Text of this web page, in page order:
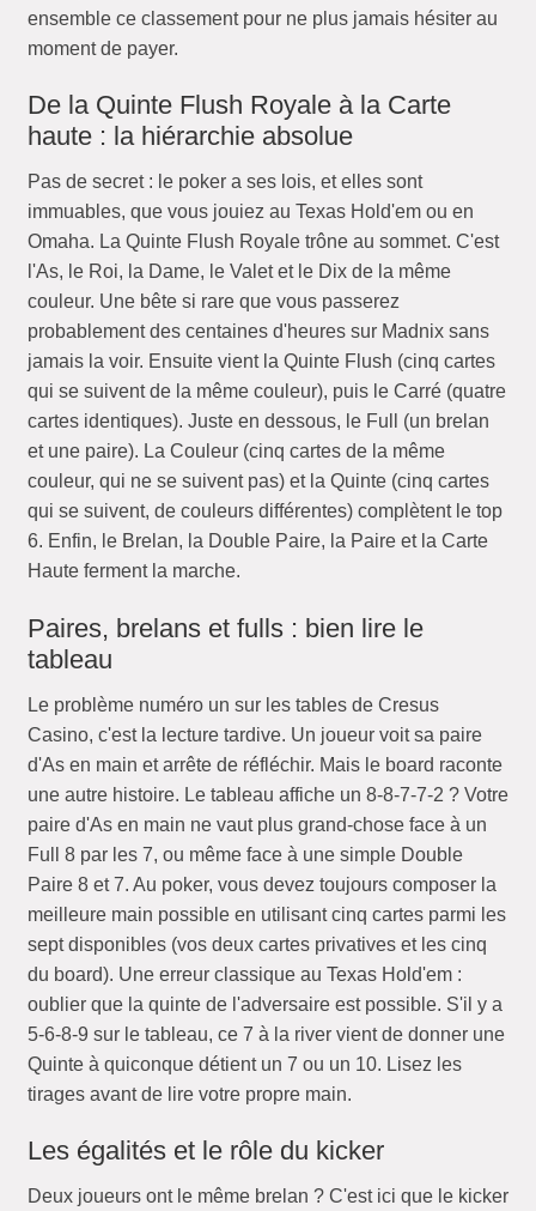
ensemble ce classement pour ne plus jamais hésiter au
moment de payer.
De la Quinte Flush Royale à la Carte
haute : la hiérarchie absolue
Pas de secret : le poker a ses lois, et elles sont
immuables, que vous jouiez au Texas Hold'em ou en
Omaha. La Quinte Flush Royale trône au sommet. C'est
l'As, le Roi, la Dame, le Valet et le Dix de la même
couleur. Une bête si rare que vous passerez
probablement des centaines d'heures sur Madnix sans
jamais la voir. Ensuite vient la Quinte Flush (cinq cartes
qui se suivent de la même couleur), puis le Carré (quatre
cartes identiques). Juste en dessous, le Full (un brelan
et une paire). La Couleur (cinq cartes de la même
couleur, qui ne se suivent pas) et la Quinte (cinq cartes
qui se suivent, de couleurs différentes) complètent le top
6. Enfin, le Brelan, la Double Paire, la Paire et la Carte
Haute ferment la marche.
Paires, brelans et fulls : bien lire le
tableau
Le problème numéro un sur les tables de Cresus
Casino, c'est la lecture tardive. Un joueur voit sa paire
d'As en main et arrête de réfléchir. Mais le board raconte
une autre histoire. Le tableau affiche un 8-8-7-7-2 ? Votre
paire d'As en main ne vaut plus grand-chose face à un
Full 8 par les 7, ou même face à une simple Double
Paire 8 et 7. Au poker, vous devez toujours composer la
meilleure main possible en utilisant cinq cartes parmi les
sept disponibles (vos deux cartes privatives et les cinq
du board). Une erreur classique au Texas Hold'em :
oublier que la quinte de l'adversaire est possible. S'il y a
5-6-8-9 sur le tableau, ce 7 à la river vient de donner une
Quinte à quiconque détient un 7 ou un 10. Lisez les
tirages avant de lire votre propre main.
Les égalités et le rôle du kicker
Deux joueurs ont le même brelan ? C'est ici que le kicker